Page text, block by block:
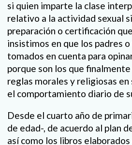
si quien imparte la clase
relativo a la actividad sexual
preparación o certificación
insistimos en que los padres
tomados en cuenta para
porque son los que
reglas morales y religiosas
el comportamiento diario de
Desde el cuarto año de
de edad-, de acuerdo al plan
así como los libros